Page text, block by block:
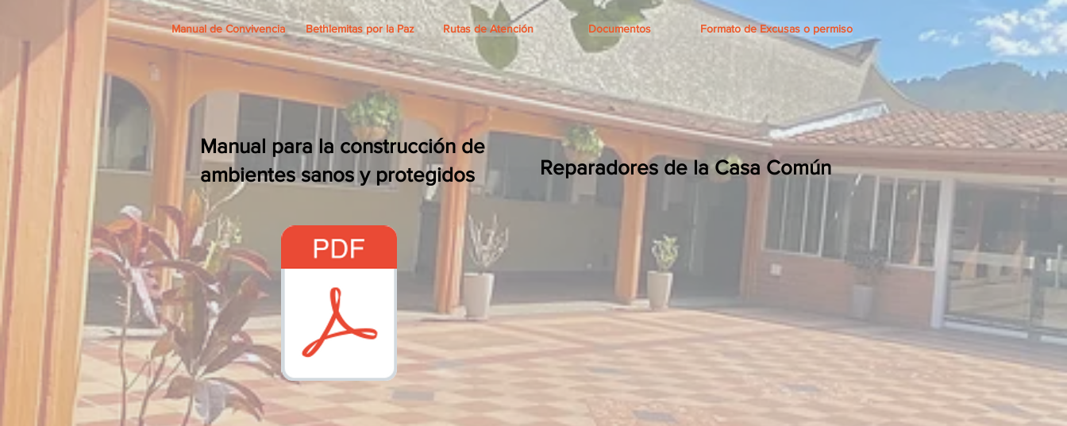
Manual de Convivencia Bethlemitas por la Paz Rutas de Atención Documentos Formato de Excusas o permiso
Manual para la construcción de
ambientes sanos y protegidos
Reparadores de la Casa Común